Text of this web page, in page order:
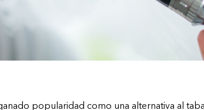
popularidad como una alternativa al